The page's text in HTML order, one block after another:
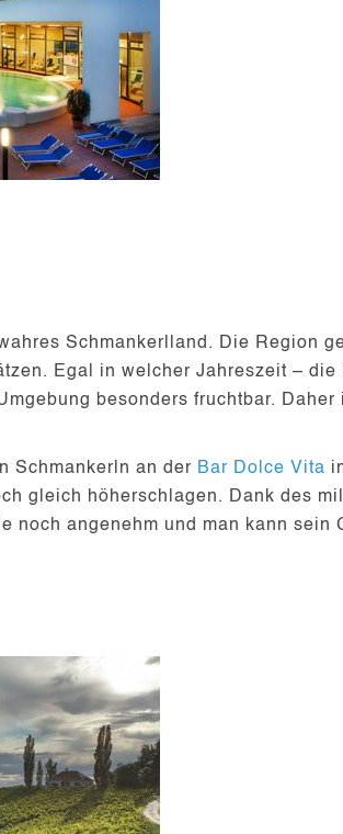
Schmankerlland . Die Region
Egal in welcher Jahreszeit – die
besonders fruchtbar. Daher
Schmankerln an der Bar Dolce Vita
gleich höherschlagen. Dank des
noch angenehm und man kann sein